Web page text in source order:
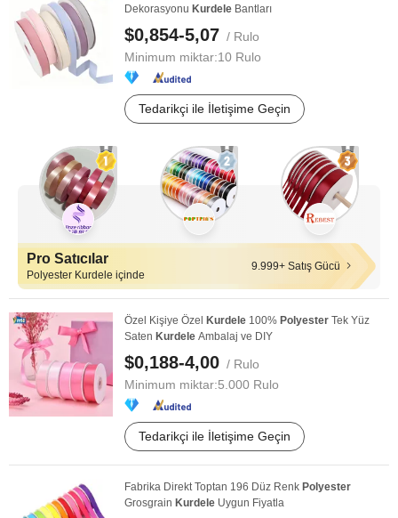
Dekorasyonu Kurdele Bantları
$0,854-5,07 / Rulo
Minimum miktar:10 Rulo
Tedarikçi ile İletişime Geçin
Pro Satıcılar
Polyester Kurdele içinde
9.999+ Satış Gücü
Özel Kişiye Özel Kurdele 100% Polyester Tek Yüz
Saten Kurdele Ambalaj ve DIY
$0,188-4,00 / Rulo
Minimum miktar:5.000 Rulo
Tedarikçi ile İletişime Geçin
Fabrika Direkt Toptan 196 Düz Renk Polyester
Grosgrain Kurdele Uygun Fiyatla